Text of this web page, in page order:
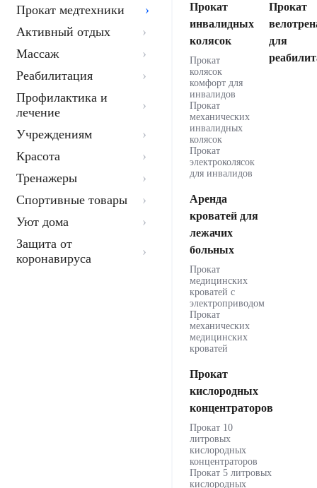
Прокат медтехники
Активный отдых
Массаж
Реабилитация
Профилактика и
лечение
Учреждениям
Красота
Тренажеры
Спортивные товары
Уют дома
Защита от
коронавируса
Прокат
инвалидных
колясок
Прокат
колясок
комфорт для
инвалидов
Прокат
механических
инвалидных
колясок
Прокат
электроколясок
для инвалидов
Прокат
для
Аренда
кроватей для
лежачих
больных
Прокат
медицинских
кроватей с
электроприводом
Прокат
механических
медицинских
кроватей
Прокат
кислородных
концентраторов
Прокат 10
литровых
кислородных
концентраторов
Прокат 5 литровых
кислородных